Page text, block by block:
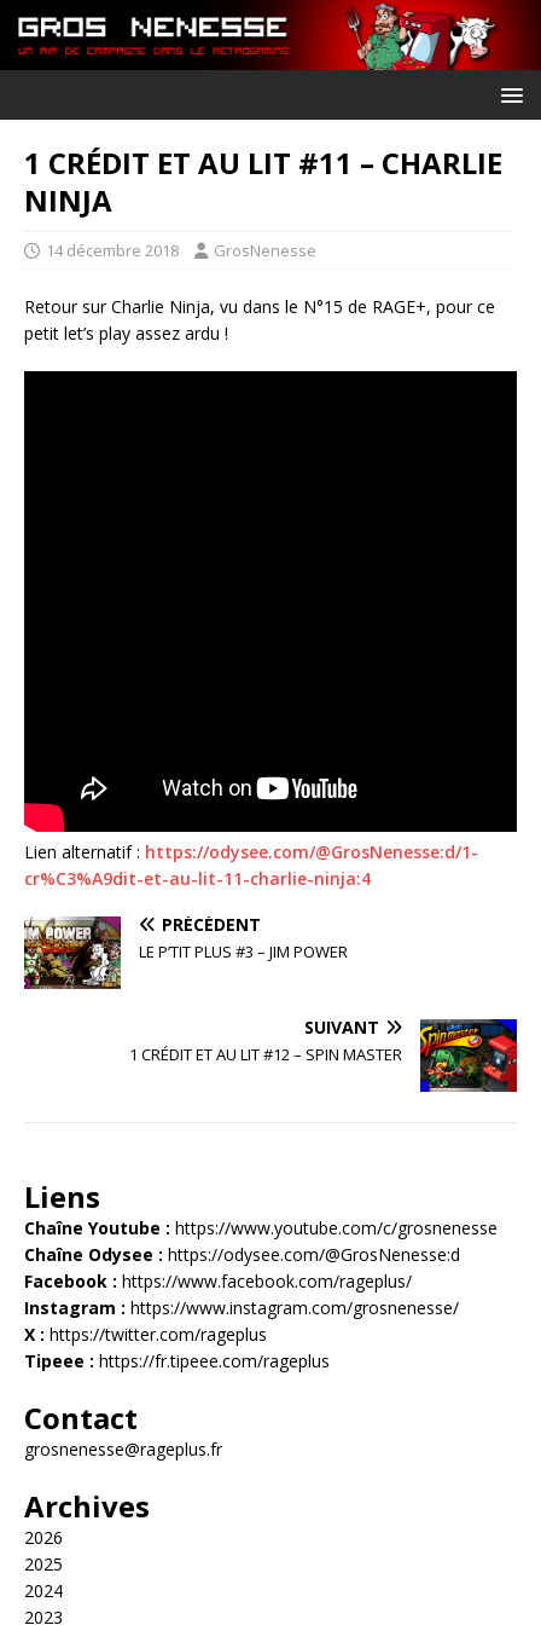
1 CRÉDIT ET AU LIT #11 – CHARLIE
NINJA
14 décembre 2018 GrosNenesse
Retour sur Charlie Ninja, vu dans le N°15 de RAGE+, pour ce
petit let’s play assez ardu !
Lien alternatif : https://odysee.com/@GrosNenesse:d/1-
cr%C3%A9dit-et-au-lit-11-charlie-ninja:4
PRÉCÉDENT
LE P’TIT PLUS #3 – JIM POWER
SUIVANT
1 CRÉDIT ET AU LIT #12 – SPIN MASTER
Liens
Chaîne Youtube : https://www.youtube.com/c/grosnenesse
Chaîne Odysee : https://odysee.com/@GrosNenesse:d
Facebook : https://www.facebook.com/rageplus/
Instagram : https://www.instagram.com/grosnenesse/
X : https://twitter.com/rageplus
Tipeee : https://fr.tipeee.com/rageplus
Contact
grosnenesse@rageplus.fr
Archives
2026
2025
2024
2023